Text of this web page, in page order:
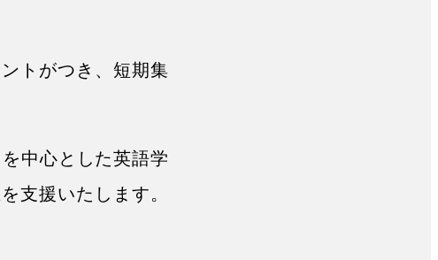
トがつき、短期集
中心とした英語学
支援いたします。